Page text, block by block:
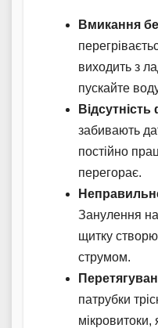
Вмикання
виходить з
пускайте
Відсутність
забивають
постійно
перегорає.
Занулення
щитку
струмом.
патрубки
мікровитоки,